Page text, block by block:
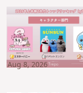
Aug 8, 2026